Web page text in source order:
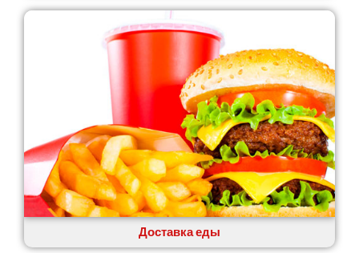
Лубны
Лука-Мелешковская
Миргород
Авангард
Нетешин
Нежин
Никитинцы
Николаев
Никополь
Доставка еды